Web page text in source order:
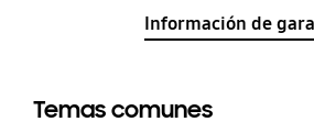
Información de
Temas comunes